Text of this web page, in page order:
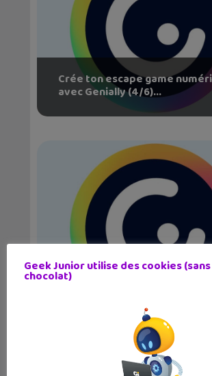
Crée ton escape game
avec Genially (4/6)...
Crée ton escape game
Geek Junior utilise des cookies
chocolat)